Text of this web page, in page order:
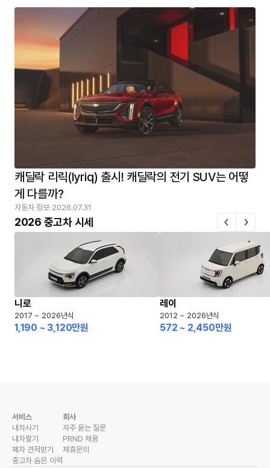
캐딜락 리릭(lyriq) 출시! 캐딜락의 전기 SUV는 어떻
게 다를까?
자동차 정보·2026.07.31
2026 중고차 시세
니로
2017 ~ 2026년식
1,190 ~ 3,120만원
레이
2012 ~ 2026년식
572 ~ 2,450만원
서비스
내차사기
내차팔기
폐차 견적받기
중고차 숨은 이력
회사
자주 묻는 질문
PRND 채용
제휴문의